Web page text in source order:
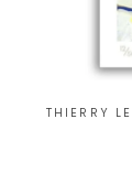
THIERRY